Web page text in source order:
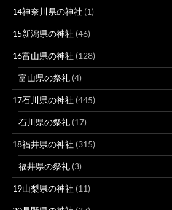
14神奈川県の神社 (1)
15新潟県の神社 (46)
16富山県の神社 (128)
富山県の祭礼 (4)
17石川県の神社 (445)
石川県の祭礼 (17)
18福井県の神社 (315)
福井県の祭礼 (3)
19山梨県の神社 (11)